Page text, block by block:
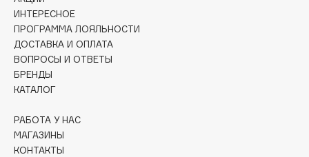
Collagenina
Consly
Corimo
CosRX
Cunzite
Curaprox
ИНТЕРЕСНОЕ
ПРОГРАММА ЛОЯЛЬНОСТИ
ДОСТАВКА И ОПЛАТА
ВОПРОСЫ И ОТВЕТЫ
БРЕНДЫ
КАТАЛОГ
РАБОТА У НАС
МАГАЗИНЫ
КОНТАКТЫ